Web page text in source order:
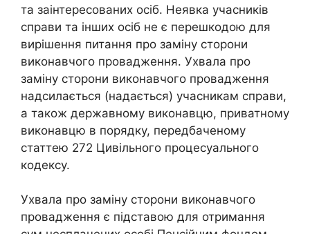
та заінтересованих осіб. Неявка учасників
справи та інших осіб не є перешкодою для
вирішення питання про заміну сторони
виконавчого провадження. Ухвала про
заміну сторони виконавчого провадження
надсилається (надається) учасникам справи,
а також державному виконавцю, приватному
виконавцю в порядку, передбаченому
статтею 272 Цивільного процесуального
кодексу.
Ухвала про заміну сторони виконавчого
провадження є підставою для отримання